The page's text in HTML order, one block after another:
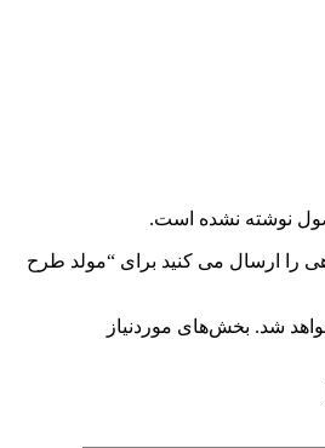
نوشته نشده است.
را ارسال می کنید برای “مولد طرح
شد. بخش‌های موردنیاز